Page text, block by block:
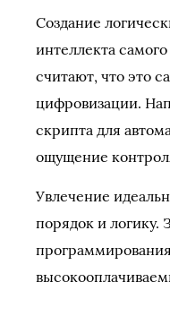
Создание
интеллекта
считают, что это
цифровизации.
скрипта для
ощущение
Увлечение
порядок и логику.